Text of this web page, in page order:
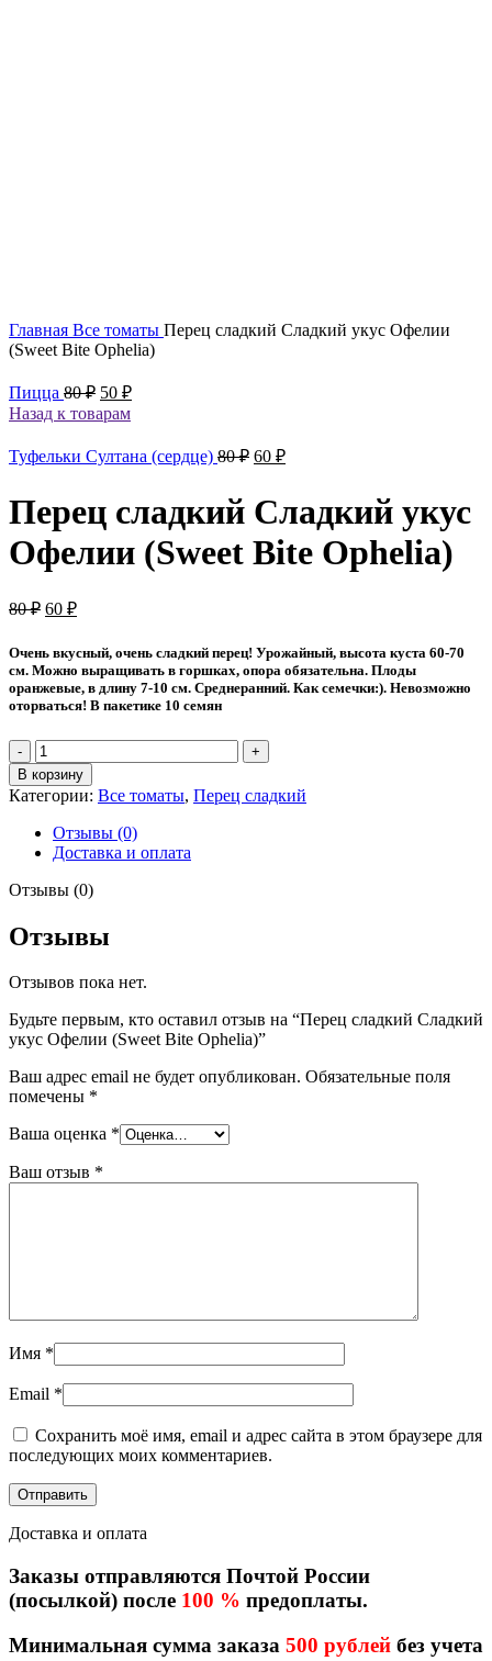
Главная Все томаты Перец сладкий Сладкий укус Офелии
(Sweet Bite Ophelia)
Пицца 80₽ Первоначальная
цена
составляла
80 ₽.
50 ₽Текущая
Назад к товарам
Туфельки Султана (сердце) 80₽ Первоначальная
80 ₽.
60 ₽Текущая
Перец сладкий Сладкий укус
Офелии (Sweet Bite Ophelia)
80₽ Первоначальная
составляла
80 ₽.
60 ₽Текущая
60 ₽.
Очень вкусный, очень сладкий перец! Урожайный, высота куста 60-70
см. Можно выращивать в горшках, опора обязательна. Плоды
оранжевые, в длину 7-10 см. Среднеранний. Как семечки:). Невозможно
оторваться! В пакетике 10 семян
Количество
товара
Перец
сладкий
Сладкий
укус
Офелии
(Sweet
В корзину
Категории: Все томаты, Перец сладкий
Отзывы (0)
Доставка и оплата
Отзывы (0)
Отзывы
Отзывов пока нет.
Будьте первым, кто оставил отзыв на “Перец сладкий Сладкий
укус Офелии (Sweet Bite Ophelia)”
Ваш адрес email не будет опубликован. Обязательные поля
помечены *
Ваша оценка *
Ваш отзыв *
Имя *
Email *
Сохранить моё имя, email и адрес сайта в этом браузере для
последующих моих комментариев.
Доставка и оплата
Заказы отправляются Почтой России
(посылкой) после 100 % предоплаты.
Минимальная сумма заказа 500 рублей без учета